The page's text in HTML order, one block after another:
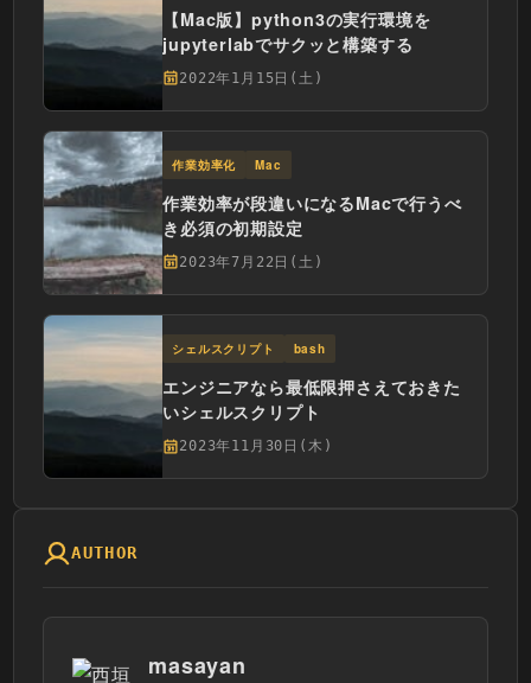
【Mac版】python3の実行環境を
jupyterlabでサクッと構築する
2022年1月15日(土)
作業効率化 Mac
作業効率が段違いになるMacで行うべ
き必須の初期設定
2023年7月22日(土)
シェルスクリプト bash
エンジニアなら最低限押さえておきた
いシェルスクリプト
2023年11月30日(木)
AUTHOR
masayan